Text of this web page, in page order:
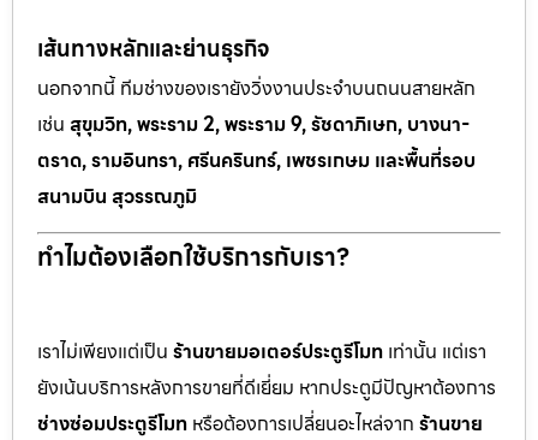
เส้นทางหลักและย่านธุรกิจ
นอกจากนี้ ทีมช่างของเรายังวิ่งงานประจำบนถนนสายหลัก
เช่น สุขุมวิท, พระราม 2, พระราม 9, รัชดาภิเษก, บางนา-
ตราด, รามอินทรา, ศรีนครินทร์, เพชรเกษม และพื้นที่รอบ
สนามบิน สุวรรณภูมิ
ทำไมต้องเลือกใช้บริการกับเรา?
เราไม่เพียงแต่เป็น ร้านขายมอเตอร์ประตูรีโมท เท่านั้น แต่เรา
ยังเน้นบริการหลังการขายที่ดีเยี่ยม หากประตูมีปัญหาต้องการ
ช่างซ่อมประตูรีโมท หรือต้องการเปลี่ยนอะไหล่จาก ร้านขาย